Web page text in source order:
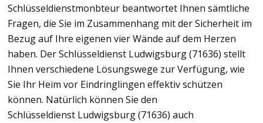
Schlüsseldienstmonbteur beantwortet Ihnen sämtliche
Fragen, die Sie im Zusammenhang mit der Sicherheit im
Bezug auf Ihre eigenen vier Wände auf dem Herzen
haben. Der Schlüsseldienst Ludwigsburg (71636) stellt
Ihnen verschiedene Lösungswege zur Verfügung, wie
Sie Ihr Heim vor Eindringlingen effektiv schützen
können. Natürlich können Sie den
Schlüsseldienst Ludwigsburg (71636) auch